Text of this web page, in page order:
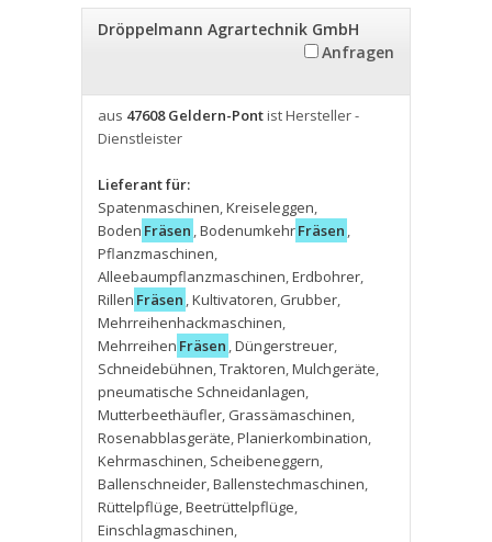
Dröppelmann Agrartechnik GmbH
Anfragen
aus 47608 Geldern-Pontist Hersteller -
Dienstleister
Lieferant für:
Spatenmaschinen,Kreiseleggen,
Boden Fräsen ,BodenumkehrFräsen ,
Pflanzmaschinen,
Alleebaumpflanzmaschinen,Erdbohrer,
Rillen Fräsen ,Kultivatoren, Grubber,
Mehrreihenhackmaschinen,
Mehrreihen Fräsen ,Düngerstreuer,
Schneidebühnen,Traktoren,Mulchgeräte,
pneumatische Schneidanlagen,
Mutterbeethäufler, Grassämaschinen,
Rosenabblasgeräte,Planierkombination,
Kehrmaschinen, Scheibeneggern,
Ballenschneider,Ballenstechmaschinen,
Rüttelpflüge,Beetrüttelpflüge,
Einschlagmaschinen,